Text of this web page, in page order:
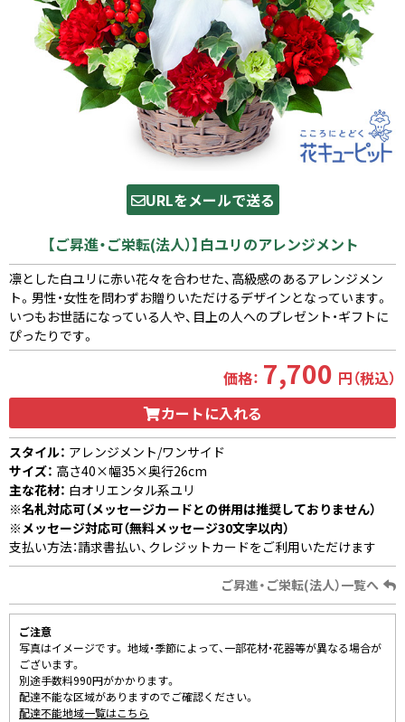
URLをメールで送る
【ご昇進・ご栄転(法人）】白ユリのアレンジメント
凛とした白ユリに赤い花々を合わせた、高級感のあるアレンジメン
ト。男性・女性を問わずお贈りいただけるデザインとなっています。
いつもお世話になっている人や、目上の人へのプレゼント・ギフトに
ぴったりです。
価格： 7,700 円（税込）
カートに入れる
スタイル： アレンジメント/ワンサイド
サイズ： 高さ40×幅35×奥行26cm
主な花材： 白オリエンタル系ユリ
※名札対応可（メッセージカードとの併用は推奨しておりません）
※メッセージ対応可（無料メッセージ30文字以内）
支払い方法：請求書払い、クレジットカードをご利用いただけます
ご昇進・ご栄転(法人）一覧へ
ご注意
写真はイメージです。 地域・季節によって、一部花材・花器等が異なる場合が
ございます。
別途手数料990円がかかります。
配達不能な区域がありますのでご確認ください。
配達不能地域一覧はこちら